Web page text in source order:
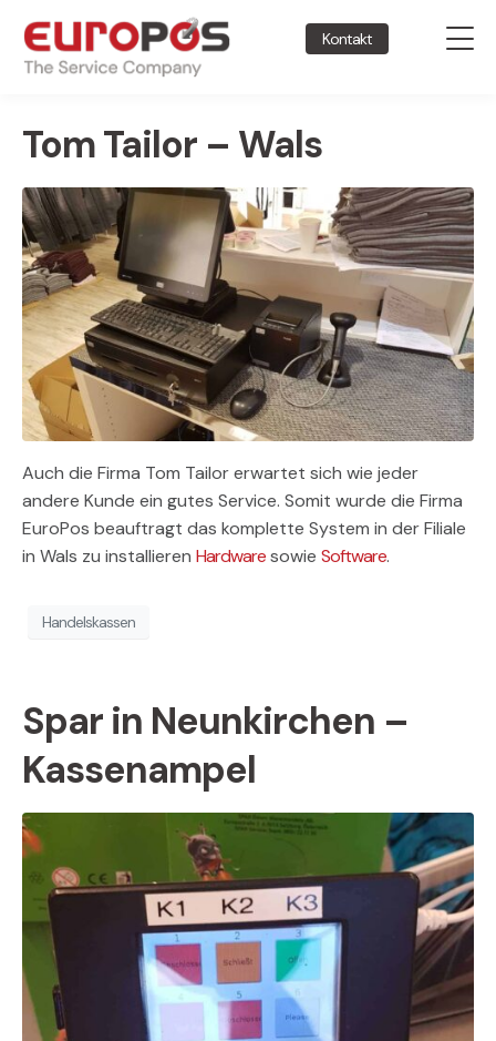
Kontakt
Tom Tailor – Wals
Auch die Firma Tom Tailor erwartet sich wie jeder
andere Kunde ein gutes Service. Somit wurde die Firma
EuroPos beauftragt das komplette System in der Filiale
in Wals zu installieren Hardwaresowie Software.
Handelskassen
Spar in Neunkirchen –
Kassenampel